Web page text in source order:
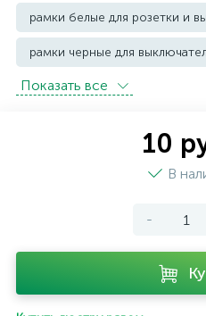
рамки белые для розетки и
рамки черные для
Показать всe
10
В
-